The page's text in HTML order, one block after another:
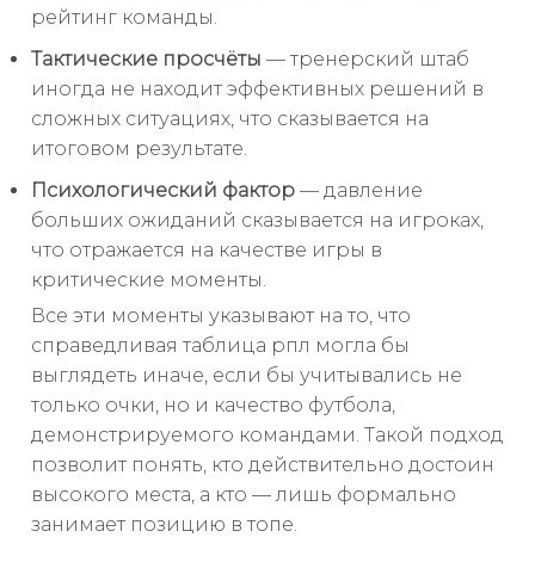
рейтинг команды.
Тактические просчёты — тренерский штаб
иногда не находит эффективных решений в
сложных ситуациях, что сказывается на
итоговом результате.
Психологический фактор — давление
больших ожиданий сказывается на игроках,
что отражается на качестве игры в
критические моменты.
Все эти моменты указывают на то, что
справедливая таблица рпл могла бы
выглядеть иначе, если бы учитывались не
только очки, но и качество футбола,
демонстрируемого командами. Такой подход
позволит понять, кто действительно достоин
высокого места, а кто — лишь формально
занимает позицию в топе.